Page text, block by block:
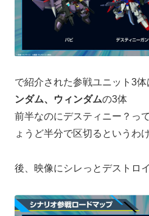
で紹介された参戦ユニット3体
ンダム、ウィンダムの3体
前半なのにデスティニー？っ
ょうど半分で区切るというわ
後、映像にシレっとデストロ